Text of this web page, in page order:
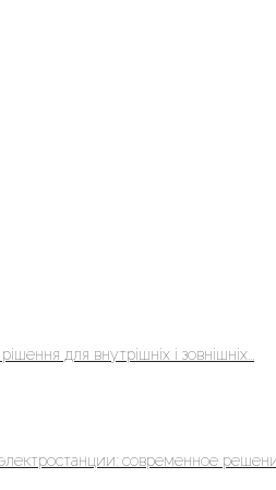
для внутрішніх і зовнішніх...
современное